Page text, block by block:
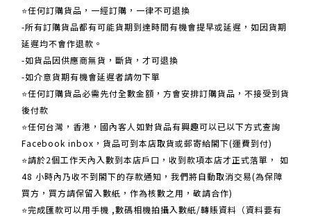
⭐任何訂購貨品，一經訂購，一律不可退換
-所有訂購貨品都有可能貨期到達時間有機會提早或延遲，如因貨期
延遲均不會作退款。
-如貨品因供應商無貨，斷貨，才可退換
-如介意貨期有機會延遲者請勿下單
⭐任何訂購貨品必需先付全數金額，方會安排訂購貨品，不接受到貨
後付款
⭐任何台灣，香港，國內客人如對貨品有興趣可以已以下方式查詢
Facebook inbox，貨品可到本店取貨或郵寄給閣下(運費到付)
​​⭐請於2個工作天內入數到本店戶口，收到款項本店才正式落單， 如
48 小時內乃收不到閣下的存款通知，我們將自動取消交易(為保障
買方，買方請保留入數紙，作為核數之用，敬請合作)
⭐完成匯款可以用手機 ,數碼相機拍攝入數紙/轉賬資料（資料要有